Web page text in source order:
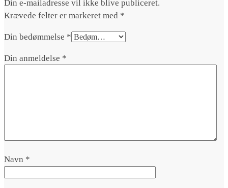
Din e-mailadresse vil ikke blive publiceret.
Krævede felter er markeret med *
Din bedømmelse *
Din anmeldelse *
Navn *